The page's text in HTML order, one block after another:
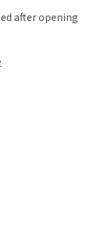
after opening